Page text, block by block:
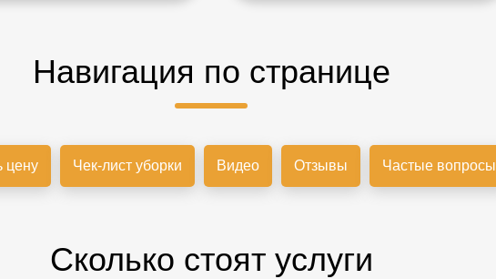
Навигация по странице
цену Чек-лист уборки Видео Отзывы Частые вопросы
Сколько стоят услуги